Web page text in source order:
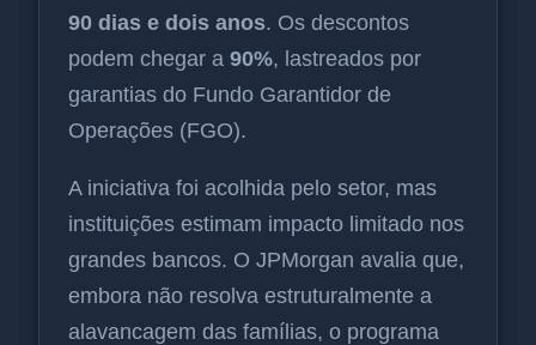
90 dias e dois anos. Os descontos
podem chegar a 90%, lastreados por
garantias do Fundo Garantidor de
Operações (FGO).
A iniciativa foi acolhida pelo setor, mas
instituições estimam impacto limitado nos
grandes bancos. O JPMorgan avalia que,
embora não resolva estruturalmente a
alavancagem das famílias, o programa